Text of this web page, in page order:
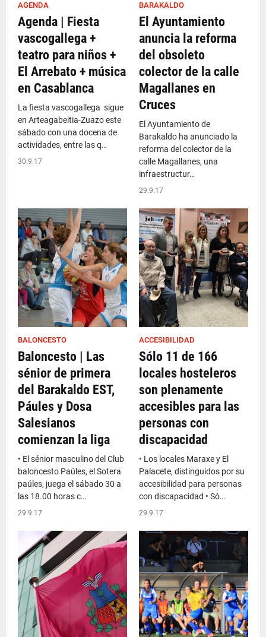
AGENDA
Agenda | Fiesta
vascogallega +
teatro para niños +
El Arrebato + música
en Casablanca
La fiesta vascogallega sigue
en Arteagabeitia-Zuazo este
sábado con una docena de
actividades, entre las q…
30.9.17
BARAKALDO
El Ayuntamiento
anuncia la reforma
del obsoleto
colector de la calle
Magallanes en
Cruces
El Ayuntamiento de
Barakaldo ha anunciado la
reforma del colector de la
calle Magallanes, una
infraestructur…
29.9.17
BALONCESTO
Baloncesto | Las
sénior de primera
del Barakaldo EST,
Páules y Dosa
Salesianos
comienzan la liga
• El sénior masculino del Club
baloncesto Paúles, el Sotera
paúles, juega el sábado 30 a
las 18.00 horas c…
29.9.17
ACCESIBILIDAD
Sólo 11 de 166
locales hosteleros
son plenamente
accesibles para las
personas con
discapacidad
• Los locales Maraxe y El
Palacete, distinguidos por su
accesibilidad para personas
con discapacidad • Só…
29.9.17